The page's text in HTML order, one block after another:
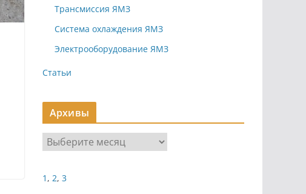
Трансмиссия ЯМЗ
Система охлаждения ЯМЗ
Электрооборудование ЯМЗ
Статьи
Архивы
р
и
1 , 2, 3